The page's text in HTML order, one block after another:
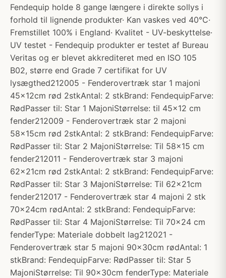
Fendequip holde 8 gange længere i direkte sollys i
forhold til lignende produkter· Kan vaskes ved 40°C·
Fremstillet 100% i England· Kvalitet - UV-beskyttelse·
UV testet - Fendequip produkter er testet af Bureau
Veritas og er blevet akkrediteret med en ISO 105
B02, større end Grade 7 certifikat for UV
lysægthed212005 - Fenderovertræk star 1 majoni
45x12cm rød 2stkAntal: 2 stkBrand: FendequipFarve:
RødPasser til: Star 1 MajoniStørrelse: til 45x12 cm
fender212009 - Fenderovertræk star 2 majoni
58x15cm rød 2stkAntal: 2 stkBrand: FendequipFarve:
RødPasser til: Star 2 MajoniStørrelse: Til 58x15 cm
fender212011 - Fenderovertræk star 3 majoni
62x21cm rød 2stkAntal: 2 stkBrand: FendequipFarve:
RødPasser til: Star 3 MajoniStørrelse: Til 62x21cm
fender212017 - Fenderovertræk star 4 majoni 2 stk
70x24cm rødAntal: 2 stkBrand: FendequipFarve:
RødPasser til: Star 4 MajoniStørrelse: Til 70x24 cm
fenderType: Materiale dobbelt lag212021 -
Fenderovertræk star 5 majoni 90x30cm rødAntal: 1
stkBrand: FendequipFarve: RødPasser til: Star 5
MajoniStørrelse: Til 90x30cm fenderType: Materiale